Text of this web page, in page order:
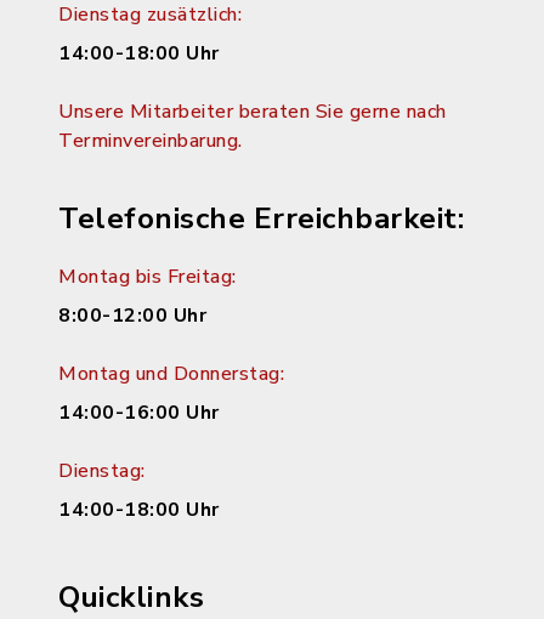
Dienstag zusätzlich:
14:00-18:00 Uhr
Unsere Mitarbeiter beraten Sie gerne nach
Terminvereinbarung.
Telefonische Erreichbarkeit:
Montag bis Freitag:
8:00-12:00 Uhr
Montag und Donnerstag:
14:00-16:00 Uhr
Dienstag:
14:00-18:00 Uhr
Quicklinks